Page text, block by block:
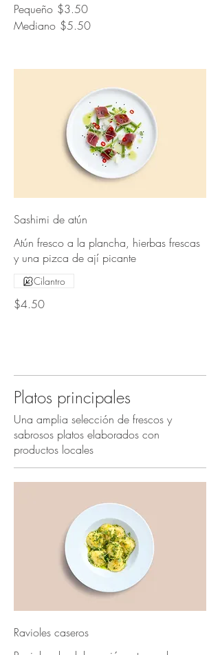
Pequeño $3.50
Mediano $5.50
Sashimi de atún
Atún fresco a la plancha, hierbas frescas
y una pizca de ají picante
$4.50
Cilantro
Platos principales
Una amplia selección de frescos y
sabrosos platos elaborados con
productos locales
Ravioles caseros